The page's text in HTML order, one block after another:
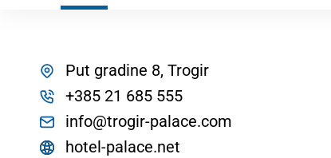
Put gradine 8, Trogir
+385 21 685 555
info@trogir-palace.com
hotel-palace.net